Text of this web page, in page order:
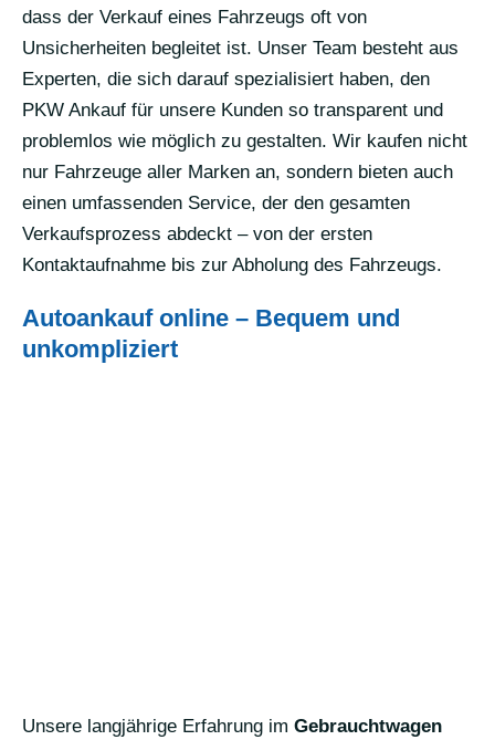
dass der Verkauf eines Fahrzeugs oft von
Unsicherheiten begleitet ist. Unser Team besteht aus
Experten, die sich darauf spezialisiert haben, den
PKW Ankauf für unsere Kunden so transparent und
problemlos wie möglich zu gestalten. Wir kaufen nicht
nur Fahrzeuge aller Marken an, sondern bieten auch
einen umfassenden Service, der den gesamten
Verkaufsprozess abdeckt – von der ersten
Kontaktaufnahme bis zur Abholung des Fahrzeugs.
Autoankauf online – Bequem und
unkompliziert
Unsere langjährige Erfahrung im Gebrauchtwagen